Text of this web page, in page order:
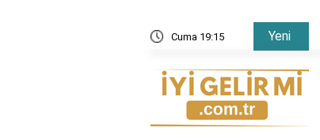
Cuma 19:15 Yeni
Böğürtlenin Faydaları Nelerdir?